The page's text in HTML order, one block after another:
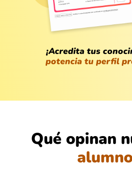
¡Acredita tus
potencia tu perfil
Qué opinan
Gratis y encima con